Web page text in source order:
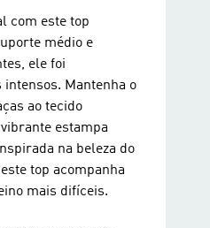
com este top
médio e
ele foi
Mantenha o
ao tecido
estampa
na beleza do
top acompanha
mais difíceis.